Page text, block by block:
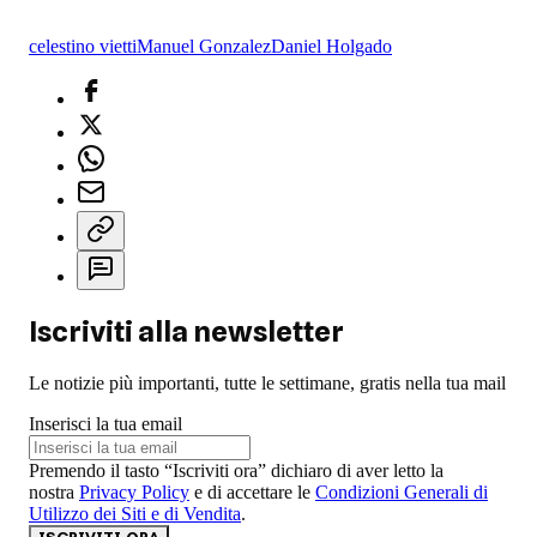
celestino viettiManuel GonzalezDaniel Holgado
Iscriviti alla newsletter
Le notizie più importanti, tutte le settimane, gratis nella tua mail
Inserisci la tua email
Premendo il tasto “Iscriviti ora” dichiaro di aver letto la
nostra Privacy Policy e di accettare le Condizioni Generali di
Utilizzo dei Siti e di Vendita.